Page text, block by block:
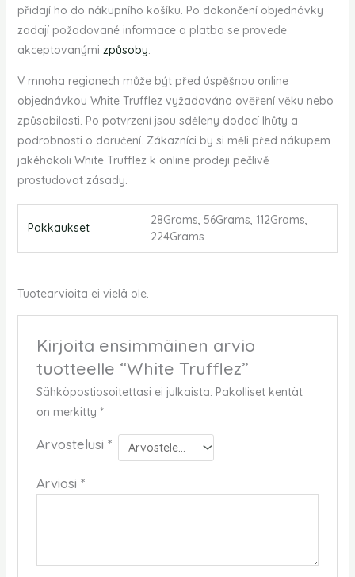
přidají ho do nákupního košíku. Po dokončení objednávky
zadají požadované informace a platba se provede
akceptovanými způsoby.
V mnoha regionech může být před úspěšnou online
objednávkou White Trufflez vyžadováno ověření věku nebo
způsobilosti. Po potvrzení jsou sděleny dodací lhůty a
podrobnosti o doručení. Zákazníci by si měli před nákupem
jakéhokoli White Trufflez k online prodeji pečlivě
prostudovat zásady.
Pakkaukset
28Grams, 56Grams, 112Grams,
224Grams
Tuotearvioita ei vielä ole.
Kirjoita ensimmäinen arvio
tuotteelle “White Trufflez”
Sähköpostiosoitettasi ei julkaista. Pakolliset kentät
on merkitty *
Arvostelusi *
Arviosi *